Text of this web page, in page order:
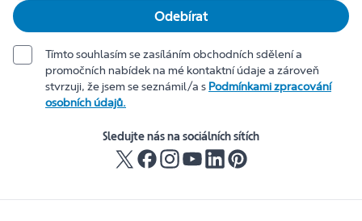
Odebírat
Tímto souhlasím se zasíláním obchodních sdělení a
promočních nabídek na mé kontaktní údaje a zároveň
stvrzuji, že jsem se seznámil/a s Podmínkami zpracování
osobních údajů.
Sledujte nás na sociálních sítích